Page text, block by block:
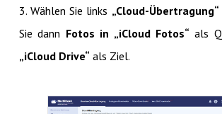
3. Wählen Sie links „Cloud-Übertragung“
Sie dann Fotos in „iCloud Fotos“ als
„iCloud Drive“ als Ziel.